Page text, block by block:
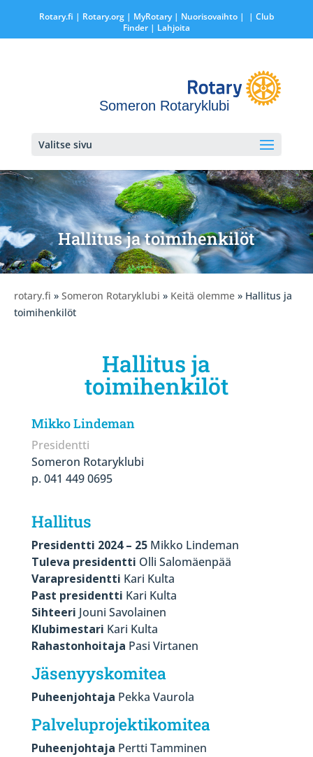
Rotary.fi | Rotary.org| MyRotary | Nuorisovaihto|
| Club
Finder| Lahjoita
Someron Rotaryklubi
Valitse sivu
Hallitus ja toimihenkilöt
rotary.fi » Someron Rotaryklubi » Keitä olemme » Hallitus ja
toimihenkilöt
Hallitus ja
toimihenkilöt
Mikko Lindeman
Presidentti
Someron Rotaryklubi
p. 041 449 0695
Hallitus
Presidentti 2024 – 25 Mikko Lindeman
Tuleva presidentti Olli Salomäenpää
Varapresidentti Kari Kulta
Past presidentti Kari Kulta
Sihteeri Jouni Savolainen
Klubimestari Kari Kulta
Rahastonhoitaja Pasi Virtanen
Jäsenyyskomitea
Puheenjohtaja Pekka Vaurola
Palveluprojektikomitea
Puheenjohtaja Pertti Tamminen